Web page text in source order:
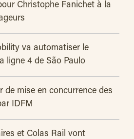
Christophe Fanichet à la
va automatiser le
ligne 4 de São Paulo
de mise en concurrence des
IDFM
et Colas Rail vont